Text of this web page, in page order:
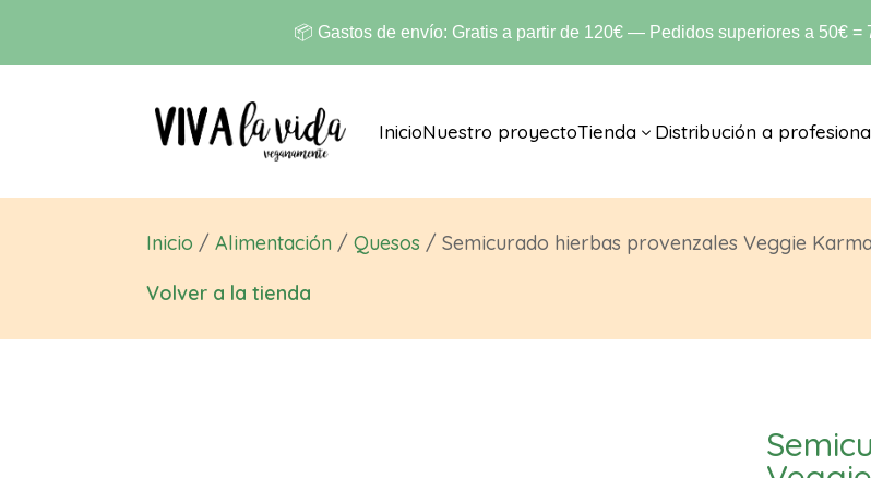
📦 Gastos de envío: Gratis a partir de 120€ — Pedidos superiores a 50€
InicioNuestro proyectoTienda 3 Distribución a
Inicio /Alimentación /Quesos / Semicurado hierbas provenzales Veggie
Volver a la tienda